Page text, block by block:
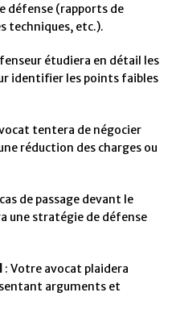
défense (rapports de
techniques, etc.).
étudiera en détail les
identifier les points faibles
tentera de négocier
réduction des charges ou
de passage devant le
une stratégie de défense
: Votre avocat plaidera
arguments et